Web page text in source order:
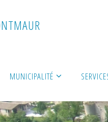
NTMAUR
MUNICIPALITÉ